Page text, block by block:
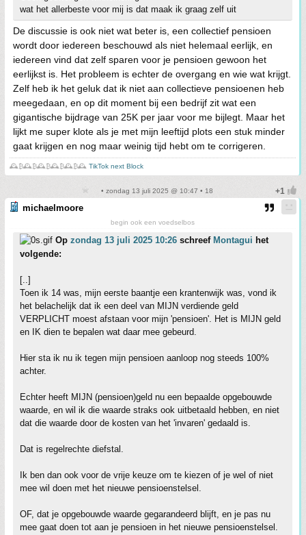
wat het allerbeste voor mij is dat maak ik graag zelf uit
De discussie is ook niet wat beter is, een collectief pensioen
wordt door iedereen beschouwd als niet helemaal eerlijk, en
iedereen vind dat zelf sparen voor je pensioen gewoon het
eerlijkst is. Het probleem is echter de overgang en wie wat krijgt.
Zelf heb ik het geluk dat ik niet aan collectieve pensioenen heb
meegedaan, en op dit moment bij een bedrijf zit wat een
gigantische bijdrage van 25K per jaar voor me bijlegt. Maar het
lijkt me super klote als je met mijn leeftijd plots een stuk minder
gaat krijgen en nog maar weinig tijd hebt om te corrigeren.
🕰️₿🕰️₿🕰️₿🕰️₿🕰️₿🕰️ TikTok next Block
• zondag 13 juli 2025 @ 10:47 • 18
michaelmoore
begin ook een voedselbos
Op zondag 13 juli 2025 10:26 schreef Montagui het
volgende:
[..]
Toen ik 14 was, mijn eerste baantje een krantenwijk was, vond ik
het belachelijk dat ik een deel van MIJN verdiende geld
VERPLICHT moest afstaan voor mijn 'pensioen'. Het is MIJN geld
en IK dien te bepalen wat daar mee gebeurd.
Hier sta ik nu ik tegen mijn pensioen aanloop nog steeds 100%
achter.
Echter heeft MIJN (pensioen)geld nu een bepaalde opgebouwde
waarde, en wil ik die waarde straks ook uitbetaald hebben, en niet
dat die waarde door de kosten van het 'invaren' gedaald is.
Dat is regelrechte diefstal.
Ik ben dan ook voor de vrije keuze om te kiezen of je wel of niet
mee wil doen met het nieuwe pensioenstelsel.
OF, dat je opgebouwde waarde gegarandeerd blijft, en je pas nu
mee gaat doen tot aan je pensioen in het nieuwe pensioenstelsel.